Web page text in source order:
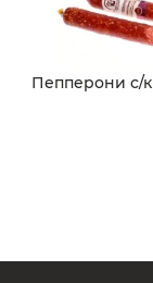
Пепперони с/